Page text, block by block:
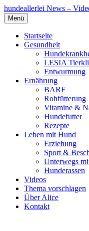
hundeallerlei News –
Menü
Startseite
Gesundheit
LESIA
Entwurmung
Ernährung
BARF
Rohfütterung
Vitamine &
Hundefutter
Rezepte
Leben mit Hund
Erziehung
Sport &
Unterwegs
Hunderassen
Videos
Thema vorschlagen
Über Alice
Kontakt